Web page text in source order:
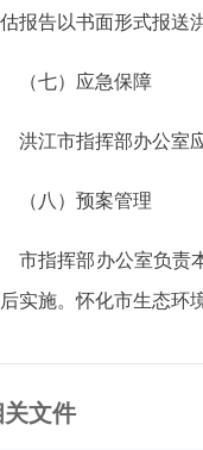
报告以书面形式报送
（七）应急保障
洪江市指挥部办公室
（八）预案管理
市指挥部办公室负责
实施。怀化市生态环
文件